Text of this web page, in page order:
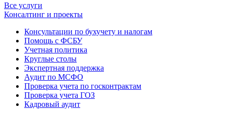
Все услуги
Консалтинг и проекты
Консультации по бухучету и налогам
Помощь с ФСБУ
Учетная политика
Круглые столы
Экспертная поддержка
Аудит по МСФО
Проверка учета по госконтрактам
Проверка учета ГОЗ
Кадровый аудит